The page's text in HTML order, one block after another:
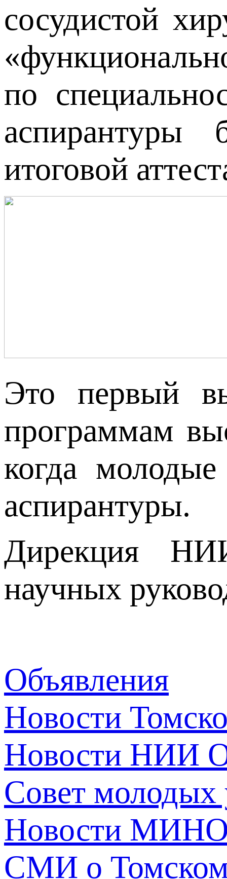
сосудистой
по
аспирантуры
итоговой
Это первый
программам
когда
аспирантуры.
Дирекция
научных
Объявления
Новости
Новости НИИ
Совет молодых
Новости
СМИ о